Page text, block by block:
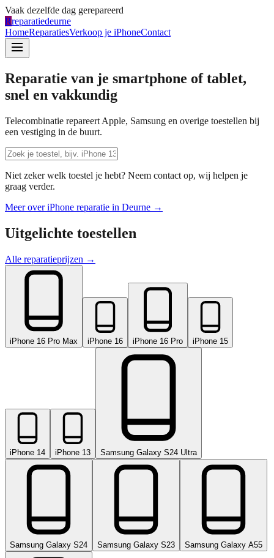
Vaak dezelfde dag gerepareerd
Rreparatiedeurne
HomeReparatiesVerkoop je iPhoneContact
Reparatie van je smartphone of tablet,
snel en vakkundig
Telecombinatie repareert Apple, Samsung en overige toestellen bij
een vestiging in de buurt.
Niet zeker welk toestel je hebt? Neem contact op, wij helpen je
graag verder.
Meer over iPhone reparatie in Deurne →
Uitgelichte toestellen
Alle reparatieprijzen →
iPhone 16 Pro Max iPhone 16 iPhone 16 Pro iPhone 15
iPhone 14 iPhone 13 Samsung Galaxy S24 Ultra
Samsung Galaxy S24 Samsung Galaxy S23 Samsung Galaxy A55